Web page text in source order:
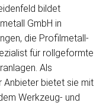
bildet
GmbH in
die Profilmetall-
für rollgeformte
Als
Anbieter bietet sie mit
Werkzeug- und